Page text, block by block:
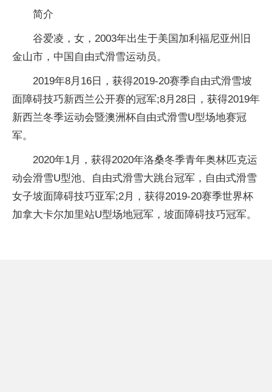
简介
谷爱凌，女，2003年出生于美国加利福尼亚州旧
金山市，中国自由式滑雪运动员。
2019年8月16日，获得2019-20赛季自由式滑雪坡
面障碍技巧新西兰公开赛的冠军;8月28日，获得2019年
新西兰冬季运动会暨澳洲杯自由式滑雪U型场地赛冠
军。
2020年1月，获得2020年洛桑冬季青年奥林匹克运
动会滑雪U型池、自由式滑雪大跳台冠军，自由式滑雪
女子坡面障碍技巧亚军;2月，获得2019-20赛季世界杯
加拿大卡尔加里站U型场地冠军，坡面障碍技巧冠军。